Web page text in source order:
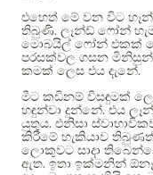
එහෙත් මේ වන විට
තිබුණි. ලෑන්ඩ් ෆෝන්
මොබයිල් ෆෝන් එකක්
පරසක්වල ගසන
කමක් ලෙස එය දැනේ.
මීට කඩිනම් විසඳුමක්
හඳුන්වා දුන්නේ.එය
යුතුය. එනිසා
කිරීමේ හැකියාව
ලොකුවට සාදා
ඇත. ඉතා ඉක්මනින්